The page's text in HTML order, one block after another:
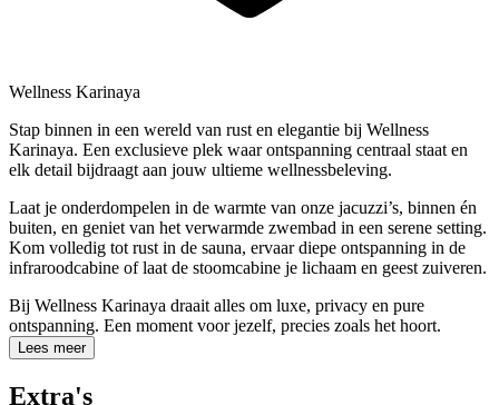
Wellness Karinaya
Stap binnen in een wereld van rust en elegantie bij Wellness
Karinaya. Een exclusieve plek waar ontspanning centraal staat en
elk detail bijdraagt aan jouw ultieme wellnessbeleving.
Laat je onderdompelen in de warmte van onze jacuzzi’s, binnen én
buiten, en geniet van het verwarmde zwembad in een serene setting.
Kom volledig tot rust in de sauna, ervaar diepe ontspanning in de
infraroodcabine of laat de stoomcabine je lichaam en geest zuiveren.
Bij Wellness Karinaya draait alles om luxe, privacy en pure
ontspanning. Een moment voor jezelf, precies zoals het hoort.
Lees meer
Extra's